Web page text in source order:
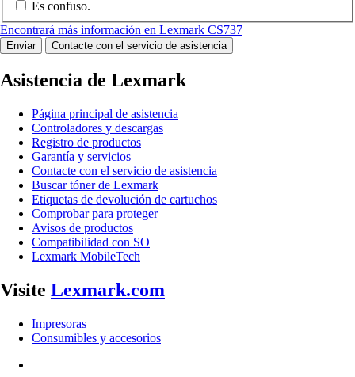
Es confuso.
Encontrará más información en Lexmark CS737
Enviar Contacte con el servicio de asistencia
Asistencia de Lexmark
Página principal de asistencia
Controladores y descargas
Registro de productos
Garantía y servicios
Contacte con el servicio de asistencia
Buscar tóner de Lexmark
Etiquetas de devolución de cartuchos
Comprobar para proteger
Avisos de productos
Compatibilidad con SO
Lexmark MobileTech
Visite Lexmark.com
Impresoras
Consumibles y accesorios